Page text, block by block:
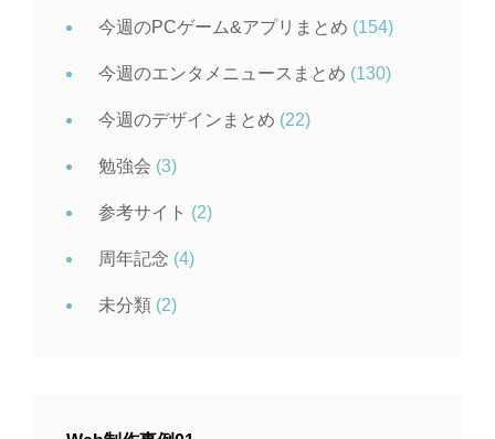
今週のPCゲーム&アプリまとめ (154)
今週のエンタメニュースまとめ (130)
今週のデザインまとめ (22)
勉強会 (3)
参考サイト (2)
周年記念 (4)
未分類 (2)